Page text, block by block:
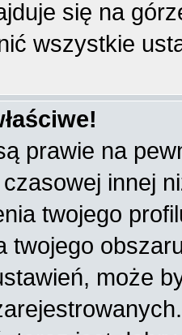
się na
wszystkie
prawie na
innej
twojego
twojego
może